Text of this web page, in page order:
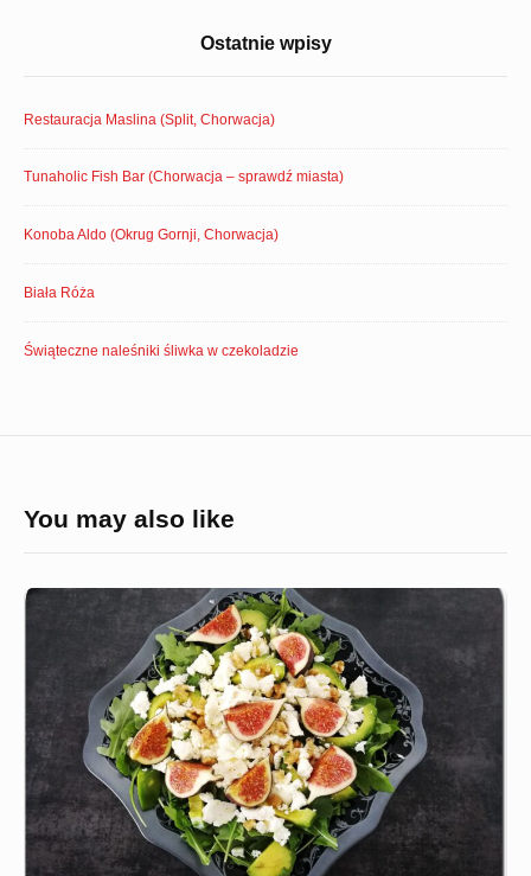
Ostatnie wpisy
Restauracja Maslina (Split, Chorwacja)
Tunaholic Fish Bar (Chorwacja – sprawdź miasta)
Konoba Aldo (Okrug Gornji, Chorwacja)
Biała Róża
Świąteczne naleśniki śliwka w czekoladzie
You may also like
Sałatka
figami